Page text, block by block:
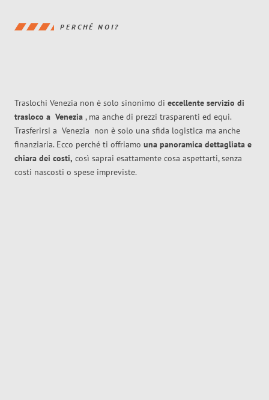
PERCHÉ NOI?
Traslochi Venezia non è solo sinonimo di eccellente servizio di
trasloco a Venezia , ma anche di prezzi trasparenti ed equi.
Trasferirsi a Venezia non è solo una sfida logistica ma anche
finanziaria. Ecco perché ti offriamo una panoramica dettagliata e
chiara dei costi, così saprai esattamente cosa aspettarti, senza
costi nascosti o spese impreviste.